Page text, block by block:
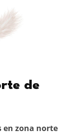
de
en zona norte